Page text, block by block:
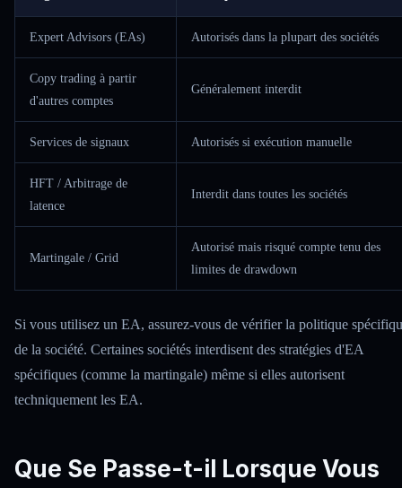
Expert Advisors (EAs) Autorisés dans la plupart des sociétés
Copy trading à partir
d'autres comptes
Généralement interdit
Services de signaux Autorisés si exécution manuelle
HFT / Arbitrage de
latence
Interdit dans toutes les sociétés
Martingale / Grid
Autorisé mais risqué compte tenu des
limites de drawdown
Si vous utilisez un EA, assurez-vous de vérifier la politique
de la société. Certaines sociétés interdisent des stratégies d'EA
spécifiques (comme la martingale) même si elles autorisent
techniquement les EA.
Que Se Passe-t-il Lorsque Vous